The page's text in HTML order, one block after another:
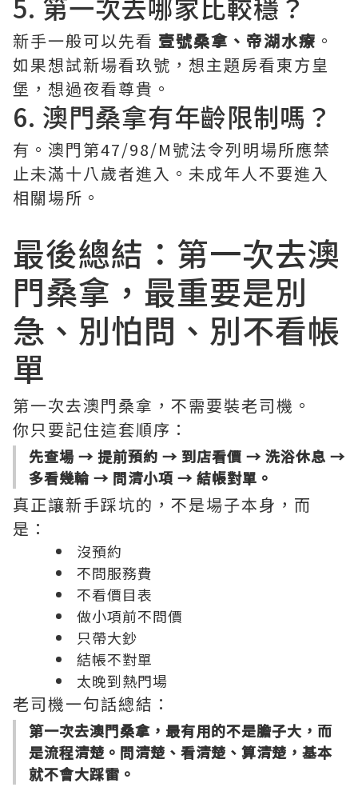
新手一般可以先看 壹號桑拿、帝湖水療 。
如果想試新場看玖號，想主題房看東方皇
堡，想過夜看尊貴。
6. 澳門桑拿有年齡限制嗎？
有。澳門第47/98/M號法令列明場所應禁
止未滿十八歲者進入。未成年人不要進入
相關場所。
最後總結：第一次去澳
門桑拿，最重要是別
急、別怕問、別不看帳
單
第一次去澳門桑拿，不需要裝老司機。
你只要記住這套順序：
先查場 → 提前預約 → 到店看價 → 洗浴休息 →
多看幾輪 → 問清小項 → 結帳對單。
真正讓新手踩坑的，不是場子本身，而
是：
沒預約
不問服務費
不看價目表
做小項前不問價
只帶大鈔
結帳不對單
太晚到熱門場
老司機一句話總結：
第一次去澳門桑拿，最有用的不是膽子大，而
是流程清楚。問清楚、看清楚、算清楚，基本
就不會大踩雷。